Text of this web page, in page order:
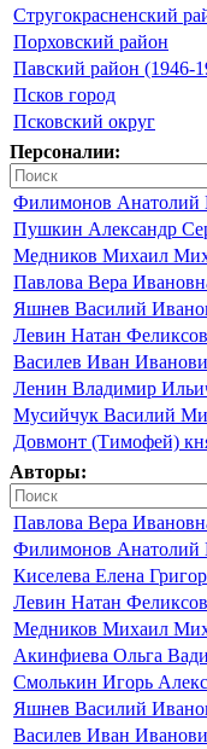
Стругокрасненский
Порховский район
Павский район (1946-
Псков город
Псковский округ
Персоналии:
Филимонов Анатолий
Пушкин Александр
Медников Михаил
Павлова Вера
Яшнев Василий
Левин Натан
Василев Иван
Ленин Владимир
Мусийчук Василий
Довмонт (Тимофей)
Авторы:
Павлова Вера
Филимонов Анатолий
Киселева Елена
Левин Натан
Медников Михаил
Акинфиева Ольга
Смолькин Игорь
Яшнев Василий
Василев Иван